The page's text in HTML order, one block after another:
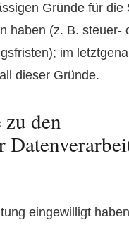
Gründe für die
haben (z. B. steuer-
im
dieser Gründe.
den
eingewilligt